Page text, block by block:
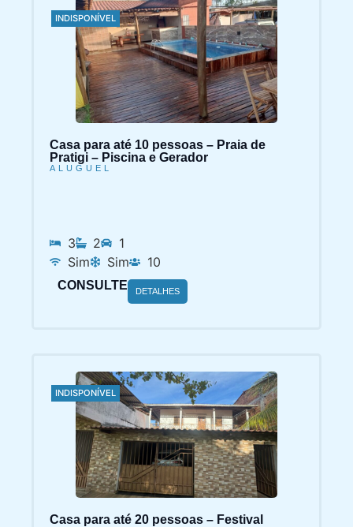
INDISPONÍVEL
Casa para até 10 pessoas – Praia de
Pratigi – Piscina e Gerador
ALUGUEL
3 2
1
Sim
Sim 10
CONSULTE DETALHES
INDISPONÍVEL
Casa para até 20 pessoas – Festival